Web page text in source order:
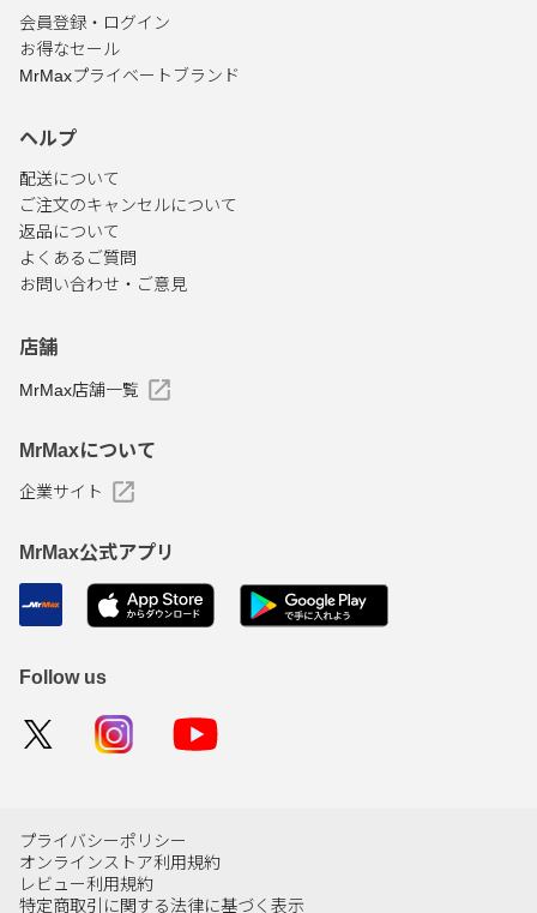
会員登録・ログイン
お得なセール
MrMaxプライベートブランド
ヘルプ
配送について
ご注文のキャンセルについて
返品について
よくあるご質問
お問い合わせ・ご意見
店舗
MrMax店舗一覧
MrMaxについて
企業サイト
MrMax公式アプリ
Follow us
プライバシーポリシー
オンラインストア利用規約
レビュー利用規約
特定商取引に関する法律に基づく表示